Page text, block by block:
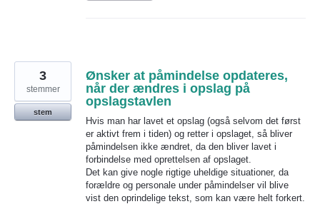
Ønsker at påmindelse opdateres,
når der ændres i opslag på
opslagstavlen
Hvis man har lavet et opslag (også selvom det først
er aktivt frem i tiden) og retter i opslaget, så bliver
påmindelsen ikke ændret, da den bliver lavet i
forbindelse med oprettelsen af opslaget.
Det kan give nogle rigtige uheldige situationer, da
forældre og personale under påmindelser vil blive
vist den oprindelige tekst, som kan være helt forkert.
3
stemmer
stem